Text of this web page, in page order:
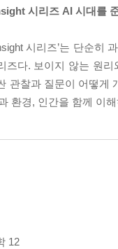
시리즈 AI 시대를
시리즈’는 단순히
즈다. 보이지 않는 원
관찰과 질문이 어떻게
환경, 인간을 함께 이
12